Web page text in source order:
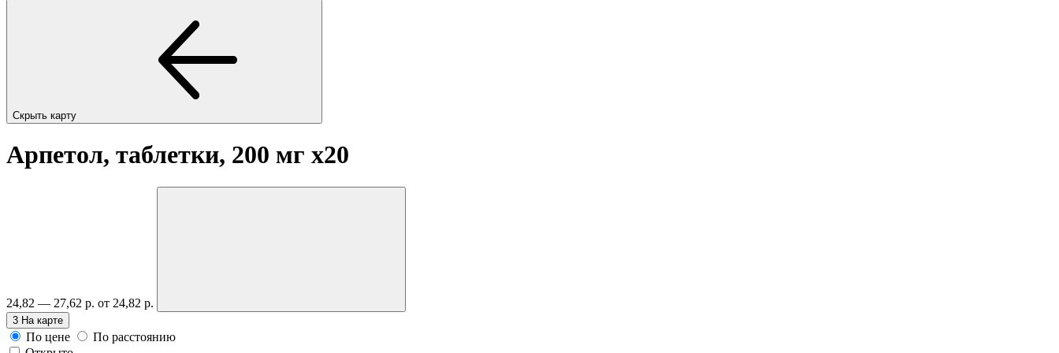
Скрыть карту
Арпетол, таблетки, 200 мг x20
24,82 — 27,62 р. от 24,82 р.
3 На карте
По цене
По расстоянию